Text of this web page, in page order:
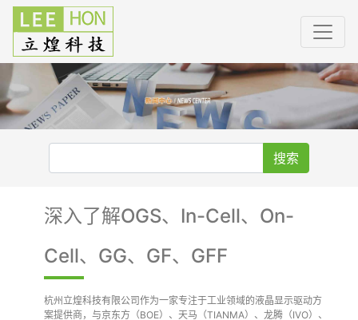
搜索
深入了解OGS、In-Cell、On-
Cell、GG、GF、GFF
杭州立煌科技有限公司作为一家专注于工业领域的液晶显示驱动方
案提供商，与京东方（BOE）、天马（TIANMA）、龙腾（IVO）、